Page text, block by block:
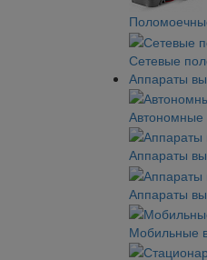
Сетевые
Аппараты
Автономные
Аппараты
Аппараты
Мобильные